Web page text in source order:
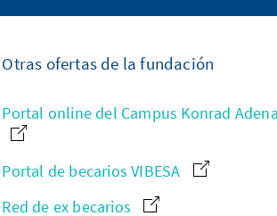
Otras ofertas de la fundación
Portal online del Campus Konrad
Portal de becarios VIBESA
Red de ex becarios